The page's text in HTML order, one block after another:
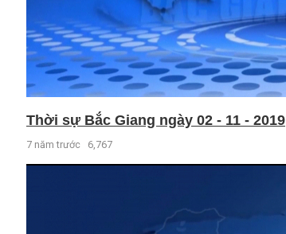
Thời sự Bắc Giang ngày 02 - 11 - 2019
7 năm trước 6,767